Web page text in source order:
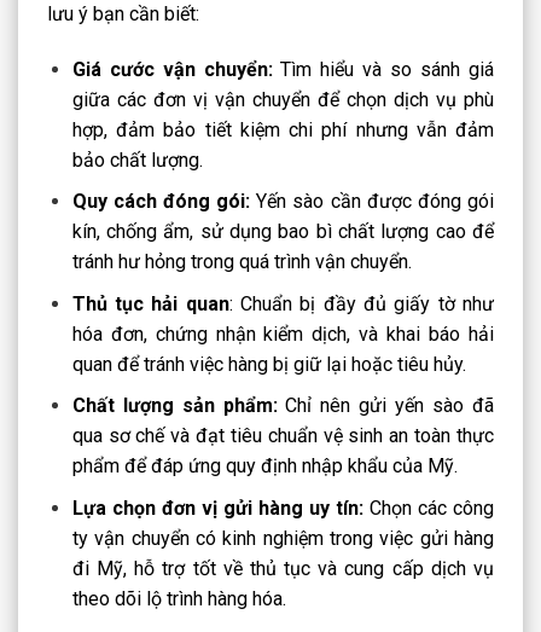
lưu ý bạn cần biết:
Giá cước vận chuyển:Tìm hiểu và so sánh giá
giữa các đơn vị vận chuyển để chọn dịch vụ phù
hợp, đảm bảo tiết kiệm chi phí nhưng vẫn đảm
bảo chất lượng.
Quy cách đóng gói: Yến sào cần được đóng gói
kín, chống ẩm, sử dụng bao bì chất lượng cao để
tránh hư hỏng trong quá trình vận chuyển.
Thủ tục hải quan: Chuẩn bị đầy đủ giấy tờ như
hóa đơn, chứng nhận kiểm dịch, và khai báo hải
quan để tránh việc hàng bị giữ lại hoặc tiêu hủy.
Chất lượng sản phẩm:Chỉ nên gửi yến sào đã
qua sơ chế và đạt tiêu chuẩn vệ sinh an toàn thực
phẩm để đáp ứng quy định nhập khẩu của Mỹ.
Lựa chọn đơn vị gửi hàng uy tín:Chọn các công
ty vận chuyển có kinh nghiệm trong việc gửi hàng
đi Mỹ, hỗ trợ tốt về thủ tục và cung cấp dịch vụ
theo dõi lộ trình hàng hóa.